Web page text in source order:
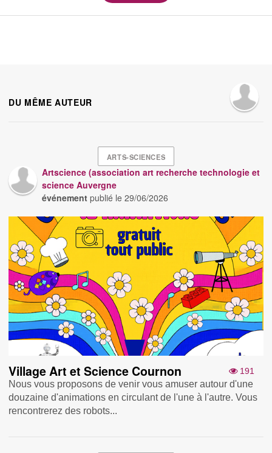
DU MÊME AUTEUR
ARTS-SCIENCES
Artscience (association art recherche technologie et
science Auvergne
événement publié le29/06/2026
191
Village Art et Science Cournon
Nous vous proposons de venir vous amuser autour d'une
douzaine d'animations en circulant de l'une à l'autre. Vous
rencontrerez des robots...